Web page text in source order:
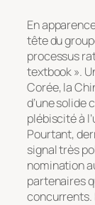
En
tête du
processus
textbook ».
Corée, la
d’une solide
plébiscité à
Pourtant,
signal très
nomination
partenaires
concurrents.